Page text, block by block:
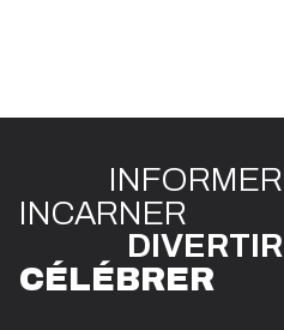
INFORMER
INCARNER
DIVERTIR
CÉLÉBRER